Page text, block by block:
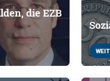
die EZB